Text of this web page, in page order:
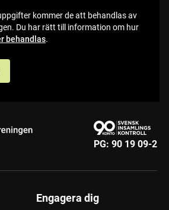
kommer de att behandlas av
Du har rätt till information om hur
behandlas.
PG: 90 19 09-2
Engagera dig